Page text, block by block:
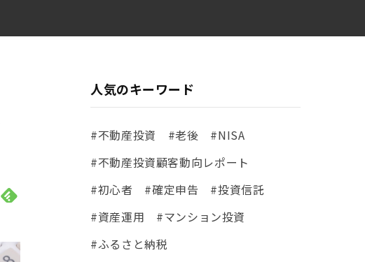
人気のキーワード
#不動産投資 #老後
#NISA
#不動産投資顧客動向レポート
#初心者
#確定申告
#投資信託
#資産運用
#マンション投資
#ふるさと納税